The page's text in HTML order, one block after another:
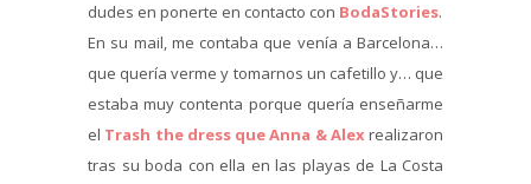
dudes en ponerte en contacto con BodaStories.
En su mail, me contaba que venía a Barcelona…
que quería verme y tomarnos un cafetillo y… que
estaba muy contenta porque quería enseñarme
el Trash the dress que Anna & Alex realizaron
tras su boda con ella en las playas de La Costa